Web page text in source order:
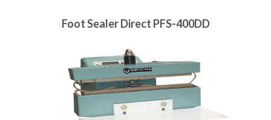
Foot Sealer Direct PFS-400DD